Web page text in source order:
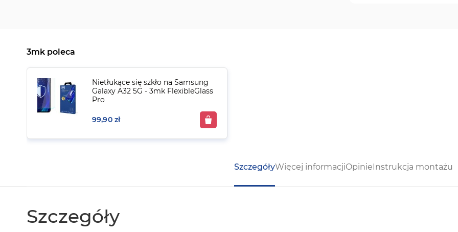
3mk poleca
Nietłukące się szkło na Samsung
Galaxy A32 5G - 3mk FlexibleGlass
Pro
99,90 zł
SzczegółyWięcej informacjiOpinie Instrukcja montażu
Szczegóły